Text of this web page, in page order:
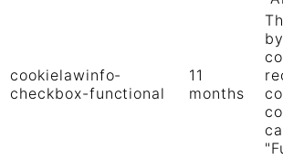
cookielawinfo-
checkbox-functional
11
months